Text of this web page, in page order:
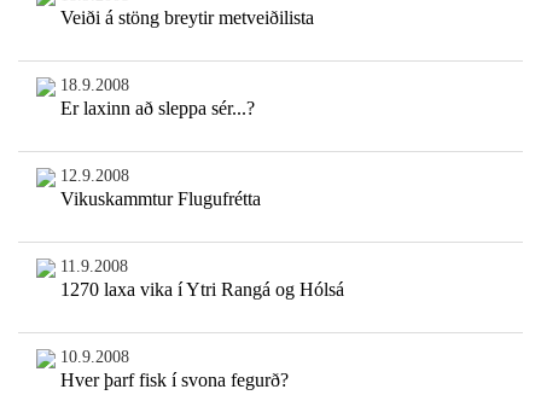
Veiði á stöng breytir metveiðilista
18.9.2008
Er laxinn að sleppa sér...?
12.9.2008
Vikuskammtur Flugufrétta
11.9.2008
1270 laxa vika í Ytri Rangá og Hólsá
10.9.2008
Hver þarf fisk í svona fegurð?